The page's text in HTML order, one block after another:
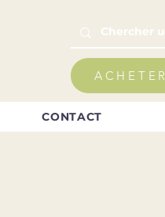
ACHETER
CONTACT